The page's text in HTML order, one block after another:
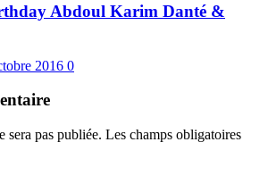
Abdoul Karim Danté &
2016 0
sera pas publiée. Les champs obligatoires